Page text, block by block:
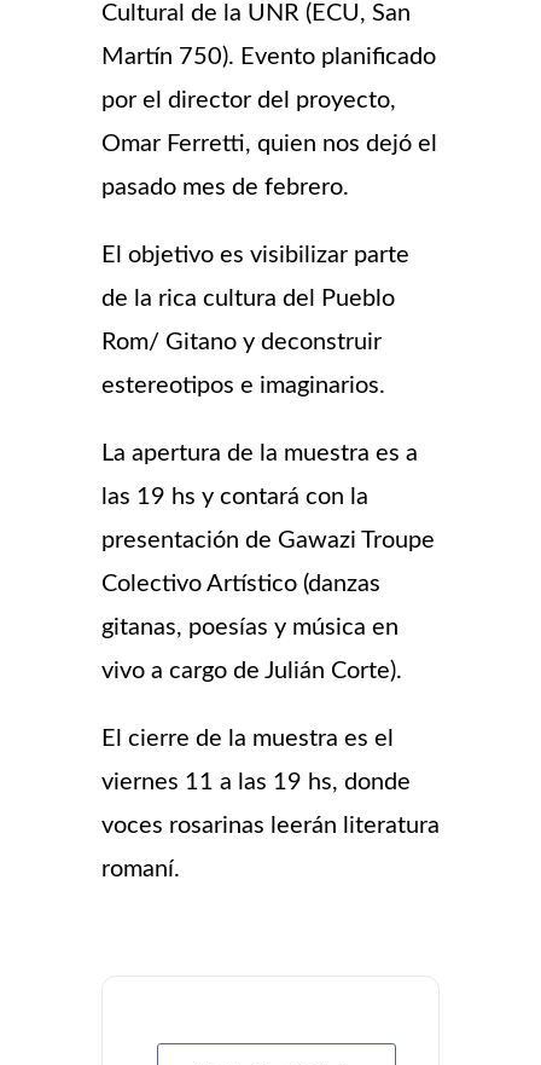
Cultural de la UNR (ECU, San
Martín 750). Evento planificado
por el director del proyecto,
Omar Ferretti, quien nos dejó el
pasado mes de febrero.
El objetivo es visibilizar parte
de la rica cultura del Pueblo
Rom/ Gitano y deconstruir
estereotipos e imaginarios.
La apertura de la muestra es a
las 19 hs y contará con la
presentación de Gawazi Troupe
Colectivo Artístico (danzas
gitanas, poesías y música en
vivo a cargo de Julián Corte).
El cierre de la muestra es el
viernes 11 a las 19 hs, donde
voces rosarinas leerán literatura
romaní.